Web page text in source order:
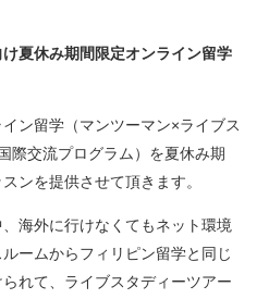
け夏休み期間限定オンライン留学
ン留学（マンツーマン×ライブス
際交流プログラム）を夏休み期
ンを提供させて頂きます。
海外に行けなくてもネット環境
ームからフィリピン留学と同じ
れて、ライブスタディーツアー